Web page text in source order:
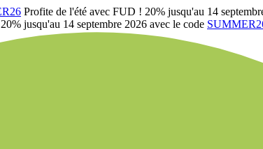
Profite de l'été avec FUD ! 20% jusqu'au 14
jusqu'au 14 septembre 2026 avec le code